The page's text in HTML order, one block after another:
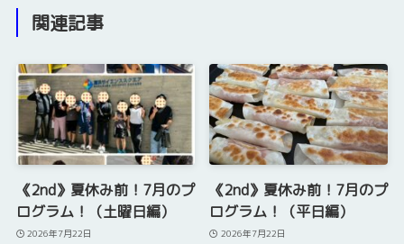
関連記事
《2nd》夏休み前！7月のプ
ログラム！（土曜日編）
2026年7月22日
《2nd》夏休み前！7月のプ
ログラム！（平日編）
2026年7月22日